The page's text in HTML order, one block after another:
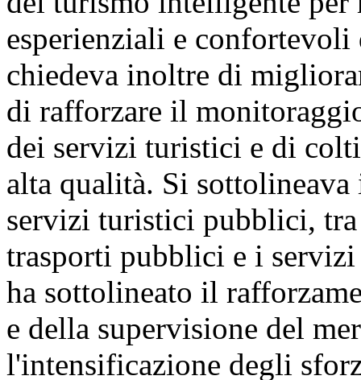
esperienziali e
chiedeva inoltre di
di rafforzare il
dei servizi turistici e di
alta qualità. Si
servizi turistici pubblici,
trasporti pubblici e i
ha sottolineato il
e della supervisione del
l'intensificazione degli